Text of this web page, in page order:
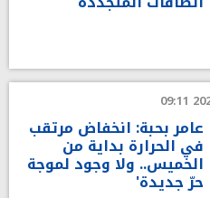
عامر بحبة: انخفاض مرتقب
في الحرارة بداية من
الخميس.. ولا وجود لموجة
حرّ جديدة'